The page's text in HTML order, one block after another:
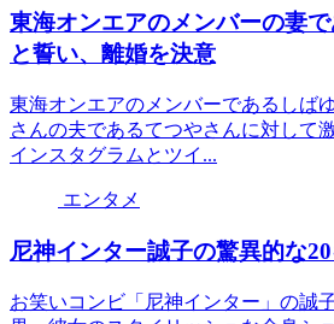
東海オンエアのメンバーの妻
と誓い、離婚を決意
東海オンエアのメンバーであるしば
さんの夫であるてつやさんに対して
インスタグラムとツイ...
エンタメ
尼神インター誠子の驚異的な
お笑いコンビ「尼神インター」の誠